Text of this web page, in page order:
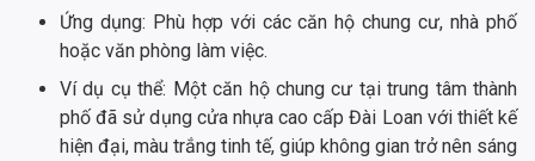
Ứng dụng: Phù hợp với các căn hộ chung cư, nhà phố
hoặc văn phòng làm việc.
Ví dụ cụ thể: Một căn hộ chung cư tại trung tâm thành
phố đã sử dụng cửa nhựa cao cấp Đài Loan với thiết kế
hiện đại, màu trắng tinh tế, giúp không gian trở nên sáng